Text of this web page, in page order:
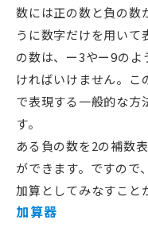
数には正の数と負の数
うに数字だけを用いて
の数は、ー3やー9の
ければいけません。こ
で表現する一般的な方
す。
ある負の数を2の補数
ができます。ですので
加算としてみなすこと
加算器